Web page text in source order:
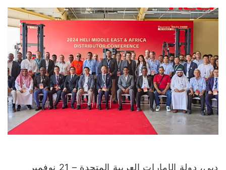
س
ل
ر
ي
د
ا
ل
ك
ت
دبي، دولة الإمارات العربية المتحدة – 21 نوفمبر